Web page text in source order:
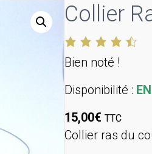
Collier
Bien noté !
Disponibilité :
15,00€ TTC
Collier ras du